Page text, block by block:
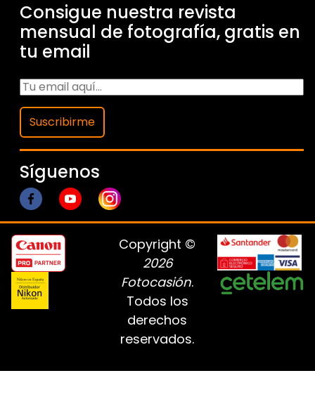
Consigue nuestra revista
mensual de fotografía, gratis en
tu email
Suscribirme
Síguenos
Copyright ©
2026
Fotocasión.
Todos los
derechos
reservados.